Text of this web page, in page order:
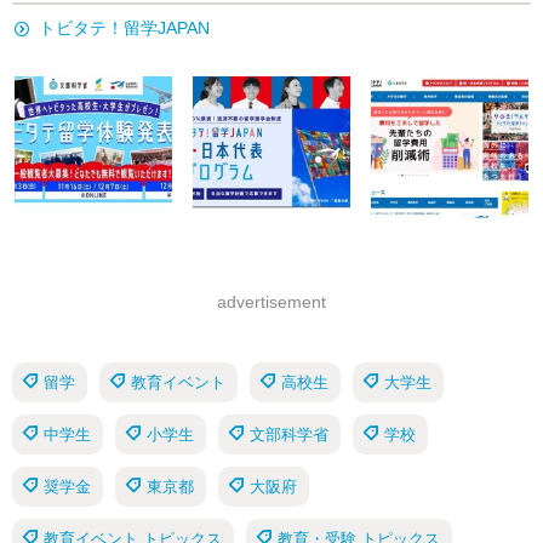
トビタテ！留学JAPAN
advertisement
留学 教育イベント 高校生 大学生
中学生 小学生 文部科学省 学校
奨学金 東京都 大阪府
教育イベント トピックス 教育・受験 トピックス